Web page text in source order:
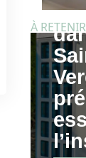
À RETENIR